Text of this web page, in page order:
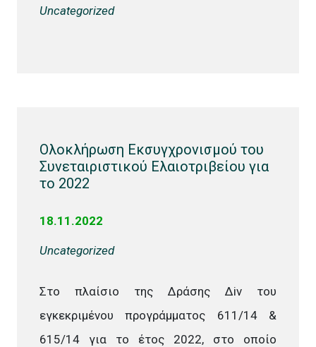
Uncategorized
Ολοκλήρωση Εκσυγχρονισμού του
Συνεταιριστικού Ελαιοτριβείου για
το 2022
18.11.2022
Uncategorized
Στο πλαίσιο της Δράσης Δiv του
εγκεκριμένου προγράμματος 611/14 &
615/14 για το έτος 2022, στο οποίο